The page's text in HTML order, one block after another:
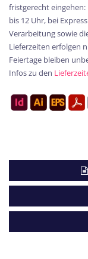
fristgerecht eingehen:
bis 12 Uhr, bei
Verarbeitung sowie
Lieferzeiten erfolgen
Feiertage bleiben
Infos zu den